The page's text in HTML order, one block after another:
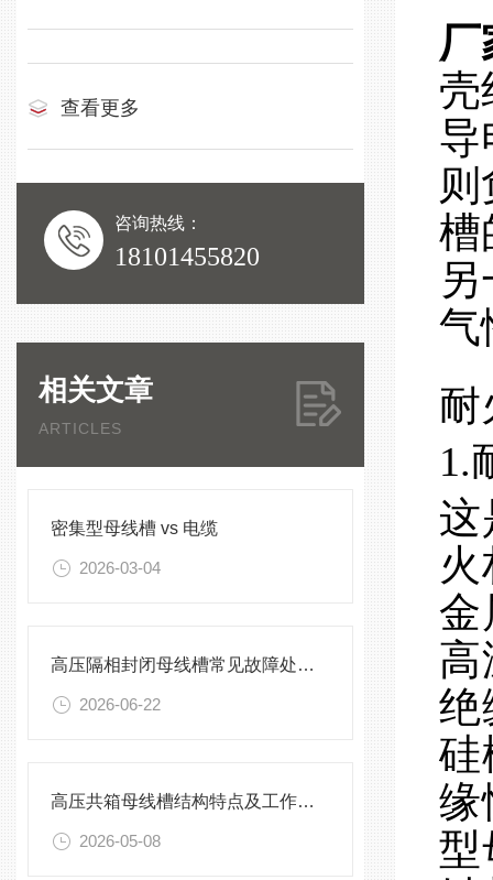
查看更多
咨询热线：
18101455820
相关文章
ARTICLES
密集型母线槽 vs 电缆
2026-03-04
高压隔相封闭母线槽常见故障处理方案
2026-06-22
高压共箱母线槽结构特点及工作原理
2026-05-08
厂
壳
导
槽
气
耐
1.
这
金
高
绝
硅
缘
型